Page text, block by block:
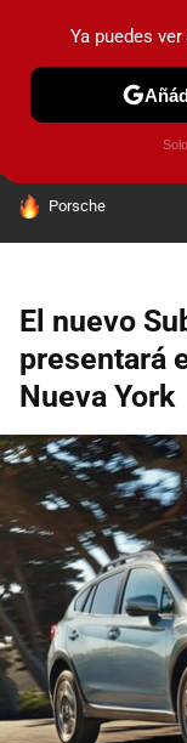
PRUEBAS
HOY SE HABLA DE
Porsche
El nuevo
presentará
Nueva York
Ya puedes